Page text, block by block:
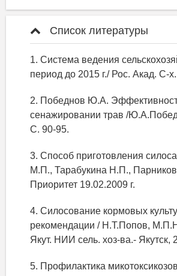
Список литературы
1. Система ведения
период до 2015 г./ Рос. Акад. С-
2. Победнов Ю.А.
сенажировании трав /
С. 90-95.
3. Способ приготовления
М.П., Тарабукина Н.П.,
Приоритет 19.02.2009 г.
4. Силосование кормовых
рекомендации / Н.Т.Попов,
Якут. НИИ сель. хоз-ва.- Якутск,
5. Профилактика